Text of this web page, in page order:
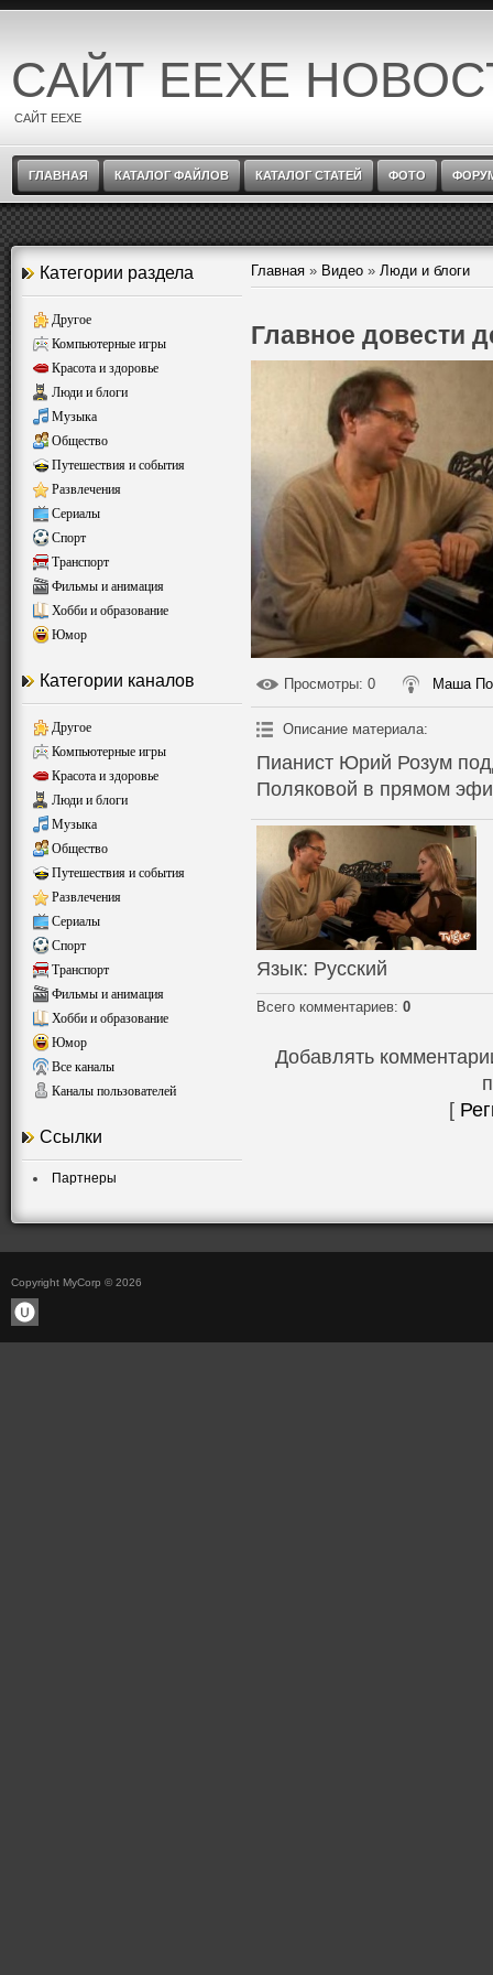
САЙТ EEXE
САЙТ EEXE
ГЛАВНАЯ КАТАЛОГ ФАЙЛОВ КАТАЛОГ СТАТЕЙ ФОТО
Категории раздела
Другое
Компьютерные игры
Красота и здоровье
Люди и блоги
Музыка
Общество
Путешествия и события
Развлечения
Сериалы
Спорт
Транспорт
Фильмы и анимация
Хобби и образование
Юмор
Категории каналов
Другое
Компьютерные игры
Красота и здоровье
Люди и блоги
Музыка
Общество
Путешествия и события
Развлечения
Сериалы
Спорт
Транспорт
Фильмы и анимация
Хобби и образование
Юмор
Все каналы
Каналы пользователей
Ссылки
Партнеры
Главная » Видео » Люди и блоги
Главное довести
Просмотры: 0 Маша
Описание материала:
Пианист Юрий Розум
Поляковой в прямом
Язык: Русский
Всего комментариев: 0
Добавлять
[
Copyright MyCorp © 2026